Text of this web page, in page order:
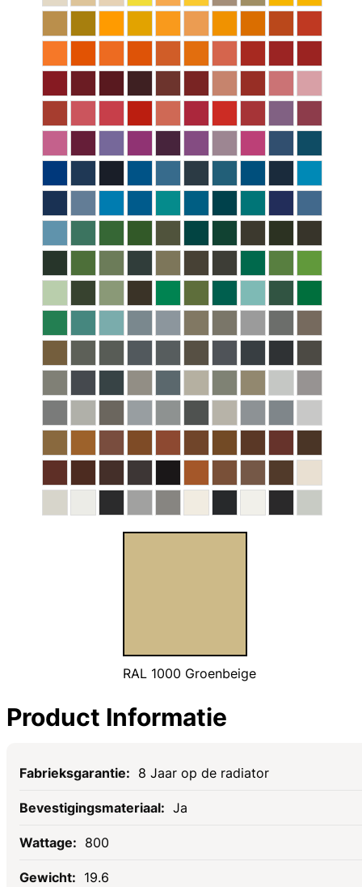
RAL 1000 Groenbeige
Product Informatie
Specificaties
8 Jaar op de radiator
Ja
800
19.6